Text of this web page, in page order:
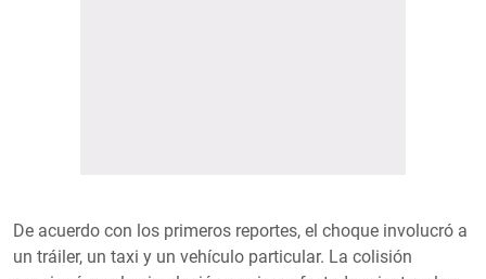
De acuerdo con los primeros reportes, el choque involucró a
un tráiler, un taxi y un vehículo particular. La colisión